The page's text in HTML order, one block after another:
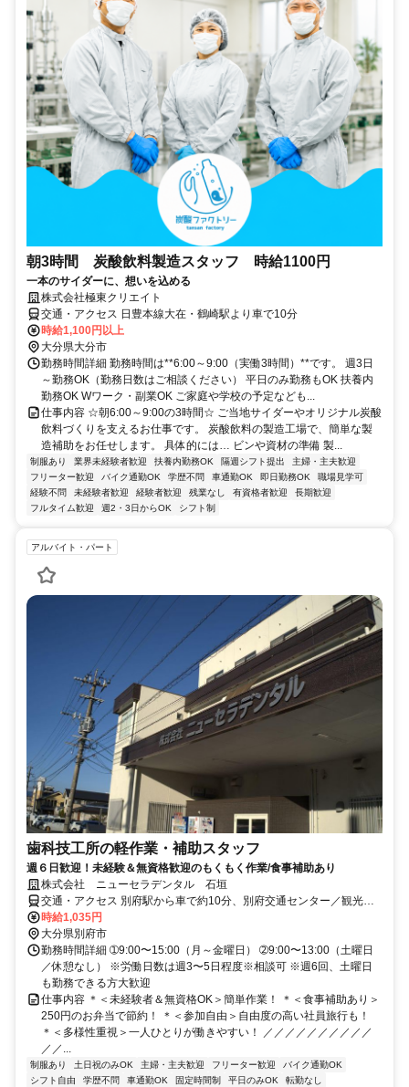
朝3時間 炭酸飲料製造スタッフ 時給1100円
一本のサイダーに、想いを込める
株式会社極東クリエイト
交通・アクセス 日豊本線大在・鶴崎駅より車で10分
時給1,100円以上
大分県大分市
勤務時間詳細 勤務時間は**6:00～9:00（実働3時間）**です。 週3日
～勤務OK（勤務日数はご相談ください） 平日のみ勤務もOK 扶養内
勤務OK Wワーク・副業OK ご家庭や学校の予定なども...
仕事内容 ☆朝6:00～9:00の3時間☆ ご当地サイダーやオリジナル炭酸
飲料づくりを支えるお仕事です。 炭酸飲料の製造工場で、簡単な製
造補助をお任せします。 具体的には… ビンや資材の準備 製...
制服あり 業界未経験者歓迎 扶養内勤務OK 隔週シフト提出
主婦・主夫歓迎
フリーター歓迎
バイク通勤OK 学歴不問 車通勤OK 即日勤務OK
職場見学可
経験不問
未経験者歓迎 経験者歓迎 残業なし 有資格者歓迎
長期歓迎
フルタイム歓迎
週2・3日からOK シフト制
アルバイト・パート
歯科技工所の軽作業・補助スタッフ
週６日歓迎！未経験＆無資格歓迎のもくもく作業/食事補助あり
株式会社 ニューセラデンタル 石垣
交通・アクセス 別府駅から車で約10分、別府交通センター／観光港
バス停より徒歩約5分 マイカー通勤OK 転勤なし
時給1,035円
大分県別府市
勤務時間詳細 ➀9:00〜15:00（月～金曜日） ➁9:00〜13:00（土曜日
／休憩なし） ※労働日数は週3〜5日程度※相談可 ※週6回、土曜日
も勤務できる方大歓迎
仕事内容 ＊＜未経験者＆無資格OK＞簡単作業！ ＊＜食事補助あり＞
250円のお弁当で節約！ ＊＜参加自由＞自由度の高い社員旅行も！
＊＜多様性重視＞一人ひとりが働きやすい！ ／／／／／／／／／／
／／...
制服あり 土日祝のみOK 主婦・主夫歓迎 フリーター歓迎
バイク通勤OK
シフト自由
学歴不問 車通勤OK 固定時間制 平日のみOK 転勤なし